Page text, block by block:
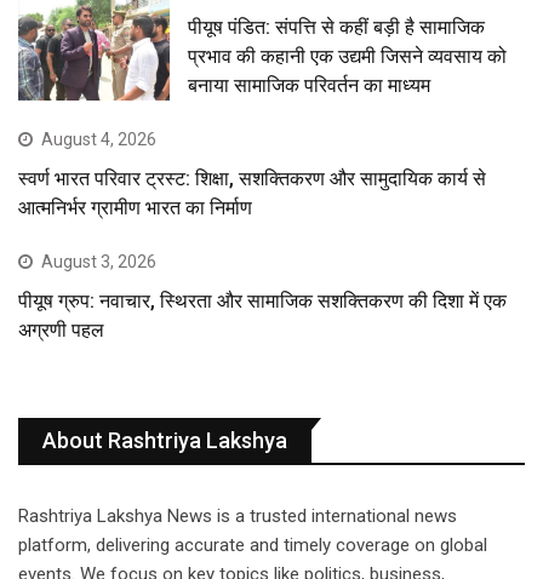
पीयूष पंडित: संपत्ति से कहीं बड़ी है सामाजिक
प्रभाव की कहानी एक उद्यमी जिसने व्यवसाय को
बनाया सामाजिक परिवर्तन का माध्यम
August 4, 2026
स्वर्ण भारत परिवार ट्रस्ट: शिक्षा, सशक्तिकरण और सामुदायिक कार्य से
आत्मनिर्भर ग्रामीण भारत का निर्माण
August 3, 2026
पीयूष ग्रुप: नवाचार, स्थिरता और सामाजिक सशक्तिकरण की दिशा में एक
अग्रणी पहल
About Rashtriya Lakshya
Rashtriya Lakshya News is a trusted international news
platform, delivering accurate and timely coverage on global
events. We focus on key topics like politics, business,